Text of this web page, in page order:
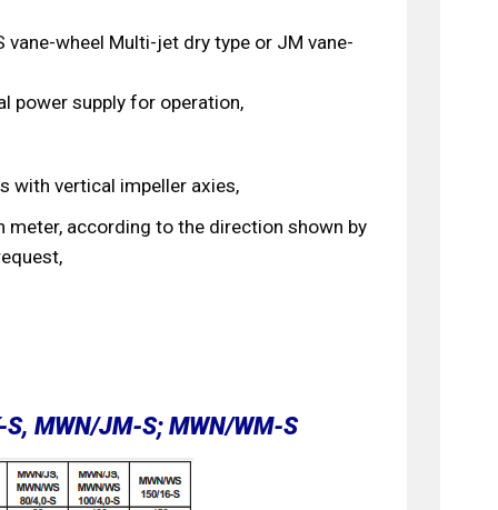
wheel Multi-jet dry type or JM vane-
power supply for operation,
with vertical impeller axies,
according to the direction shown by
MWN/JM-S; MWN/WM-S